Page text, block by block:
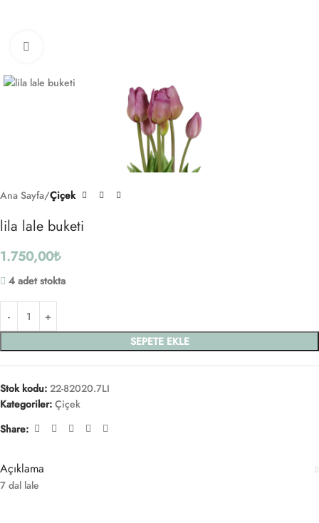
Ana Sayfa Çiçek
lila lale buketi
1.750,00₺
4 adet stokta
SEPETE EKLE
Stok kodu: 22-82020.7LI
Kategoriler: Çiçek
Share:
Açıklama
7 dal lale